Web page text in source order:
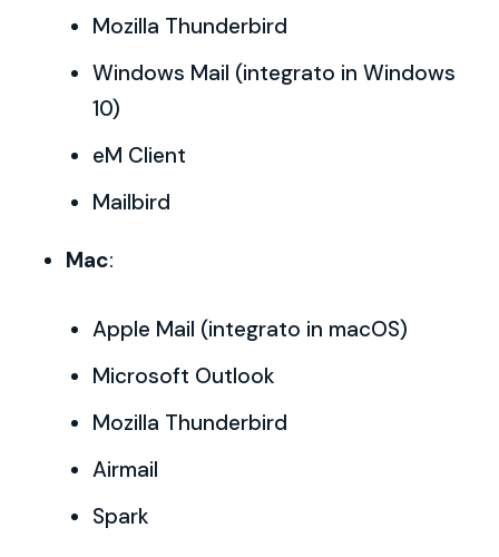
Mozilla Thunderbird
Windows Mail (integrato in Windows
10)
eM Client
Mailbird
Mac:
Apple Mail (integrato in macOS)
Microsoft Outlook
Mozilla Thunderbird
Airmail
Spark